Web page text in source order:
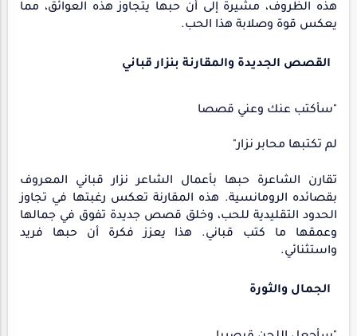
هذه الظروف، مشيرة إلى أن حبها يتجاوز هذه العوائق، مما
يعكس قوة وصلابة هذا الحب.
القصص الجديدة والمقارنة بنزار قباني
"سأكتب عنك وعني قصصا
لم تكتبها محابر نزار"
تقارن الشاعرة حبها بأعمال الشاعر نزار قباني المعروف
بقصائده الرومانسية. هذه المقارنة تعكس رغبتها في تجاوز
الحدود التقليدية للحب، وخلق قصص جديدة تفوق في جمالها
وعمقها ما كتب قباني. هذا يعزز فكرة أن حبها فريد
واستثنائي.
الجمال والثورة